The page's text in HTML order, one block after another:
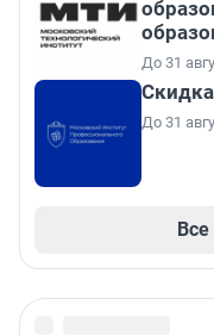
До 31
До 31